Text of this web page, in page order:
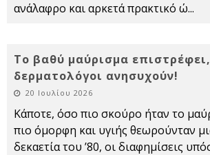
ανάλαφρο και αρκετά πρακτικό ώ...
Το βαθύ μαύρισμα
δερματολόγοι ανησυχούν!
20 Ιουλίου 2026
Κάποτε, όσο πιο σκούρο ήταν το
πιο όμορφη και υγιής θεωρούνταν
δεκαετία του ’80, οι διαφημίσεις